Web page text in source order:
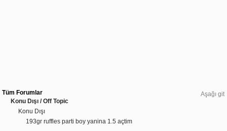
Aşağı git
Tüm Forumlar
Konu Dışı / Off Topic
Konu Dışı
193gr ruffles parti boy yanina 1.5 açtim